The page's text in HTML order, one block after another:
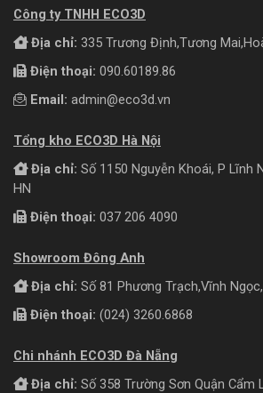
Công ty TNHH ECO3D
Địa chỉ: 335 Trương Định,Tương
Điện thoại: 090.60189.86
Email: admin@eco3d.vn
Tổng kho ECO3D Hà Nội
Địa chỉ: Số 1150 Nguyễn Khoái, P Lĩnh
HN
Điện thoại: 037 206 4090
Showroom Đông Anh
Địa chỉ: Số 81 Phương Trạch,Vĩnh
Điện thoại: (024) 3260.6868
Chi nhánh ECO3D Đà Nẵng
Địa chỉ: Số 358 Trường Sơn Quận Cẩm